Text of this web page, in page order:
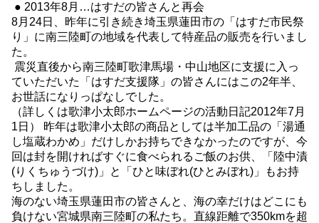
● 2013年8月…はすだの皆さんと再会
8月24日、昨年に引き続き埼玉県蓮田市の「はすだ市民祭
り」に南三陸町の地域を代表して特産品の販売を行いまし
た。
震災直後から南三陸町歌津馬場・中山地区に支援に入っ
ていただいた「はすだ支援隊」の皆さんにはこの2年半、
お世話になりっぱなしでした。
（詳しくは歌津小太郎ホームページの活動日記2012年7月
1日） 昨年は歌津小太郎の商品としては半加工品の「湯通
し塩蔵わかめ」だけしかお持ちできなかったのですが、今
回は封を開ければすぐに食べられるご飯のお供、「陸中漬
(りくちゅうづけ)」と「ひと味ぼれ(ひとみぼれ)」もお持
ちしました。
海のない埼玉県蓮田市の皆さんと、海の幸だけはどこにも
負けない宮城県南三陸町の私たち。直線距離で350kmを超